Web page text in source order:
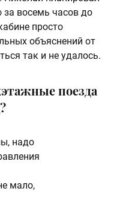
за восемь часов до
просто
объяснений от
так и не удалось.
поезда
надо
мало,